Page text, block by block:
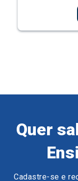
Quer
Cadastre-se e